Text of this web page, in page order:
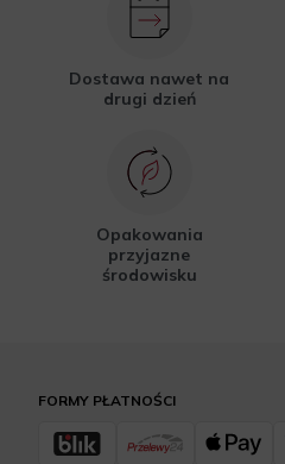
Dostawa nawet na
drugi dzień
Opakowania
przyjazne
środowisku
FORMY PŁATNOŚCI